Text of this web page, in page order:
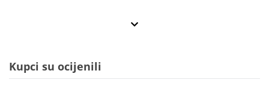
Kupci su ocijenili